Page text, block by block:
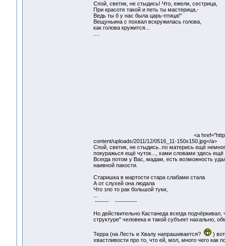
Спой, светик, не стыдись! Что, ежели, сестрица,
При красоте такой и петь ты мастерица,-
Ведь ты б у нас была царь-птица!"
Вещуньина с похвал вскружилась голова,
как голова кружится...
<a
content/uploads/2011/12/0516_11-150x150.jpg</a>
Спой, светик, не стыдись..по матерись ещё
покуражься ещё чуток..., хами словами здесь ещё
Всегда потом у Вас, мадам, есть возможность
наивной пакости.
Старишка в мартости стара слабами стала
А от слухей она людала
Что зло то рак большой туки,
------- -----------
Но действительно Кастанеда всегда
структуре" человека и такой субъект нахально,
Терра (на Лесть и Хвалу напрашивается?
) вот
хвастливости про то, что ей, мол, много чего как